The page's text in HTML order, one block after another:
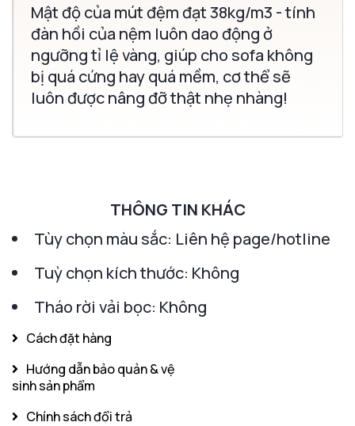
Mật độ của mút đệm đạt 38kg/m3 - tính
đàn hồi của nệm luôn dao động ở
ngưỡng tỉ lệ vàng, giúp cho sofa không
bị quá cứng hay quá mềm, cơ thể sẽ
luôn được nâng đỡ thật nhẹ nhàng!
THÔNG TIN KHÁC
Tùy chọn màu sắc: Liên hệ page/hotline
Tuỳ chọn kích thước: Không
Tháo rời vải bọc: Không
Cách đặt hàng
Hướng dẫn bảo quản & vệ
sinh sản phẩm
Chính sách đổi trả